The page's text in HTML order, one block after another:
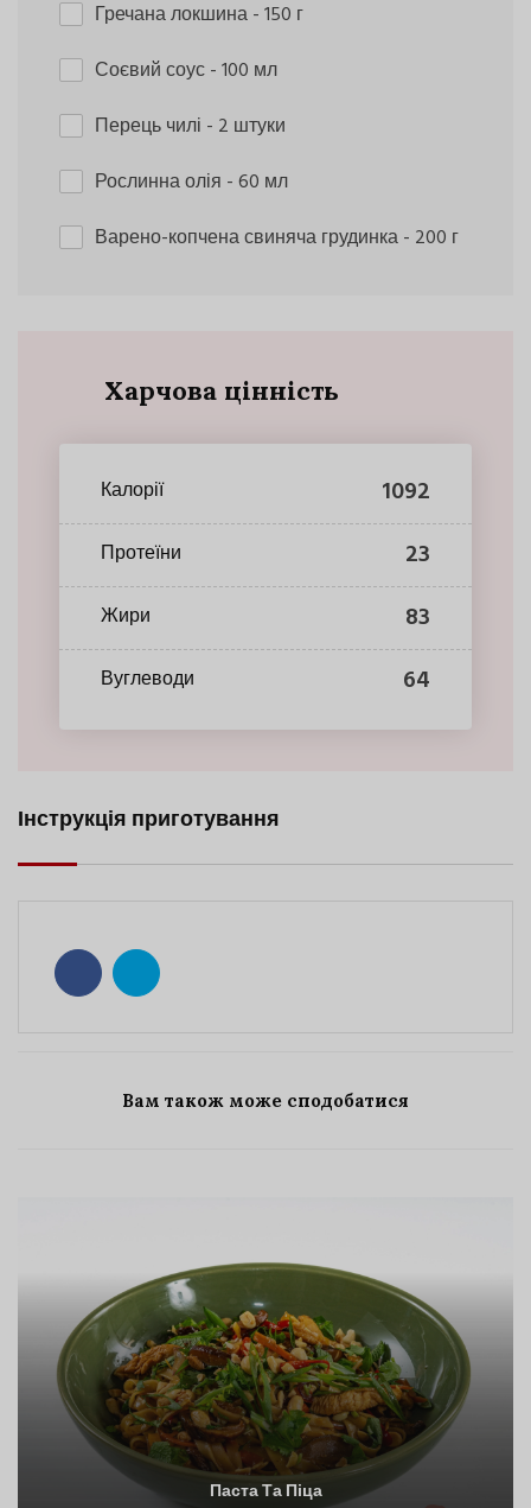
Гречана локшина- 150 г
Соєвий соус- 100 мл
Перець чилі - 2 штуки
Рослинна олія - 60 мл
Варено-копчена свиняча грудинка- 200 г
Харчова цінність
Калорії 1092
Протеїни 23
Жири 83
Вуглеводи 64
Інструкція приготування
Вам також може сподобатися
Паста Та Піца